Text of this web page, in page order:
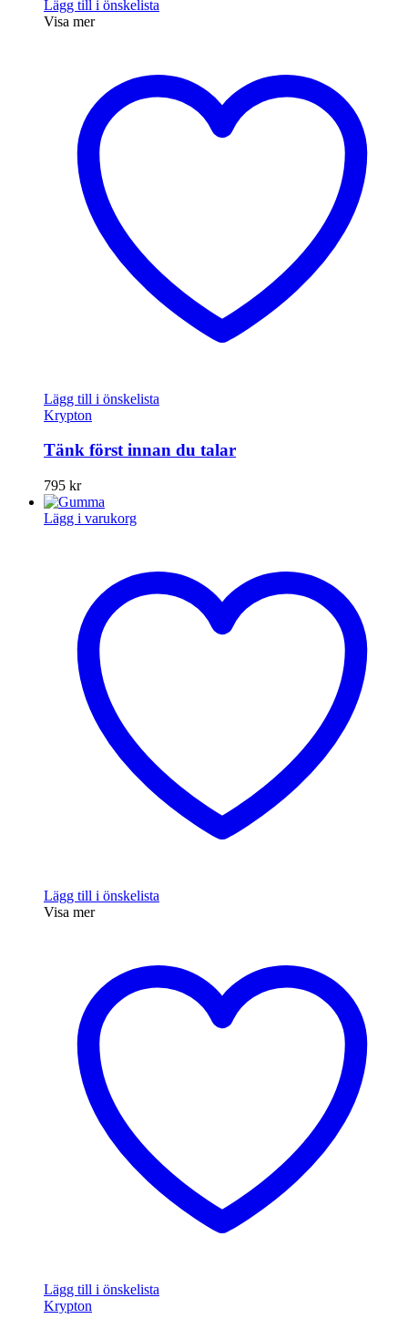
Lägg till i önskelista
Visa mer
Lägg till i önskelista
Krypton
Tänk först innan du talar
795 kr
Lägg i varukorg
Lägg till i önskelista
Visa mer
Lägg till i önskelista
Krypton